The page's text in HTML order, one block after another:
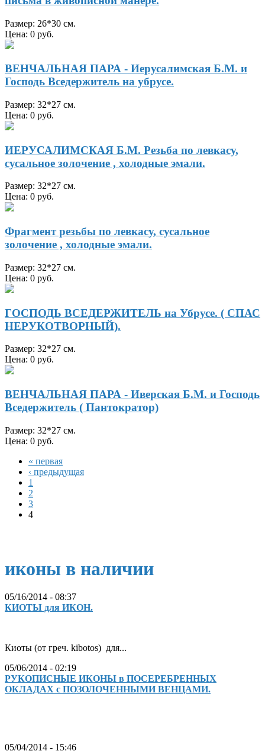
Размер: 26*30 см.
Цена: 0 руб.
ВЕНЧАЛЬНАЯ ПАРА - Иерусалимская Б.М. и
Господь Вседержитель на убрусе.
Размер: 32*27 см.
Цена: 0 руб.
ИЕРУСАЛИМСКАЯ Б.М. Резьба по левкасу,
сусальное золочение , холодные эмали.
Размер: 32*27 см.
Цена: 0 руб.
Фрагмент резьбы по левкасу, сусальное
золочение , холодные эмали.
Размер: 32*27 см.
Цена: 0 руб.
ГОСПОДЬ ВСЕДЕРЖИТЕЛЬ на Убрусе. ( СПАС
НЕРУКОТВОРНЫЙ).
Размер: 32*27 см.
Цена: 0 руб.
ВЕНЧАЛЬНАЯ ПАРА - Иверская Б.М. и Господь
Вседержитель ( Пантократор)
Размер: 32*27 см.
Цена: 0 руб.
« первая
‹ предыдущая
1
2
3
4
иконы в наличии
05/16/2014 - 08:37
КИОТЫ для ИКОН.
Киоты (от греч. kibotos) для...
05/06/2014 - 02:19
РУКОПИСНЫЕ ИКОНЫ в ПОСЕРЕБРЕННЫХ
ОКЛАДАХ с ПОЗОЛОЧЕННЫМИ ВЕНЦАМИ.
05/04/2014 - 15:46